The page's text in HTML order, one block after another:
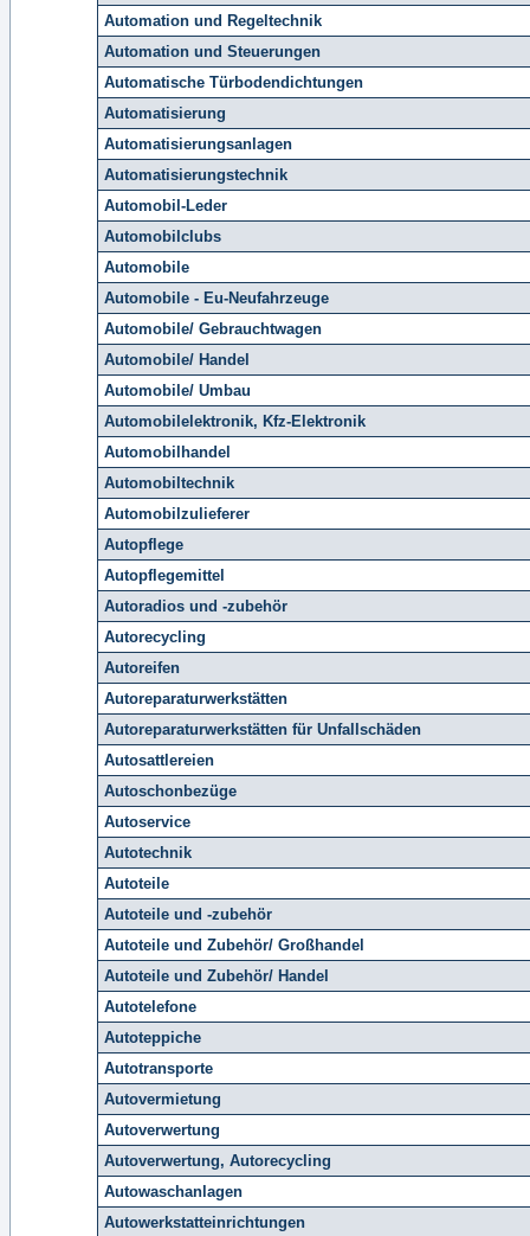
Automation und Regeltechnik
Automation und Steuerungen
Automatische Türbodendichtungen
Automatisierung
Automatisierungsanlagen
Automatisierungstechnik
Automobil-Leder
Automobilclubs
Automobile
Automobile - Eu-Neufahrzeuge
Automobile/ Gebrauchtwagen
Automobile/ Handel
Automobile/ Umbau
Automobilelektronik, Kfz-Elektronik
Automobilhandel
Automobiltechnik
Automobilzulieferer
Autopflege
Autopflegemittel
Autoradios und -zubehör
Autorecycling
Autoreifen
Autoreparaturwerkstätten
Autoreparaturwerkstätten für Unfallschäden
Autosattlereien
Autoschonbezüge
Autoservice
Autotechnik
Autoteile
Autoteile und -zubehör
Autoteile und Zubehör/ Großhandel
Autoteile und Zubehör/ Handel
Autotelefone
Autoteppiche
Autotransporte
Autovermietung
Autoverwertung
Autoverwertung, Autorecycling
Autowaschanlagen
Autowerkstatteinrichtungen